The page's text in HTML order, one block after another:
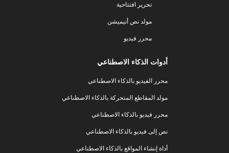
تحرير افتتاحية
مولد نص أنيميشن
محرر فيديو
أدوات الذكاء الاصطناعي
محرر الفيديو بالذكاء الاصطناعي
مولد المقاطع المتحركة بالذكاء الاصطناعي
محرر فيديو بالذكاء الاصطناعي
نص إلى فيديو بالذكاء الاصطناعي
أداة إنشاء المواقع بالذكاء الاصطناعي